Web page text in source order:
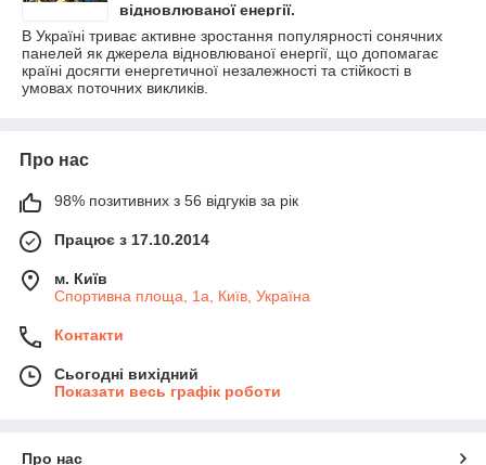
відновлюваної енергії.
В Україні триває активне зростання популярності сонячних
панелей як джерела відновлюваної енергії, що допомагає
країні досягти енергетичної незалежності та стійкості в
умовах поточних викликів.
Про нас
98% позитивних з 56 відгуків за рік
Працює з 17.10.2014
м. Київ
Спортивна площа, 1а, Київ, Україна
Контакти
Сьогодні вихідний
Показати весь графік роботи
Про нас